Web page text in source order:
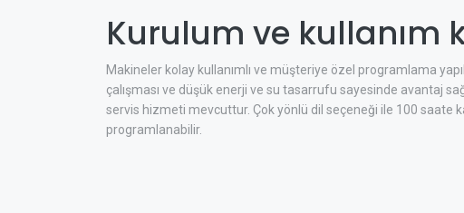
Kurulum ve kullanım
Makineler kolay kullanımlı ve müşteriye özel programlama
çalışması ve düşük enerji ve su tasarrufu sayesinde avantaj
servis hizmeti mevcuttur. Çok yönlü dil seçeneği ile 100 saate
programlanabilir.